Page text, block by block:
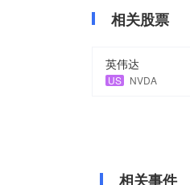
相关股票
英伟达
US NVDA
相关事件